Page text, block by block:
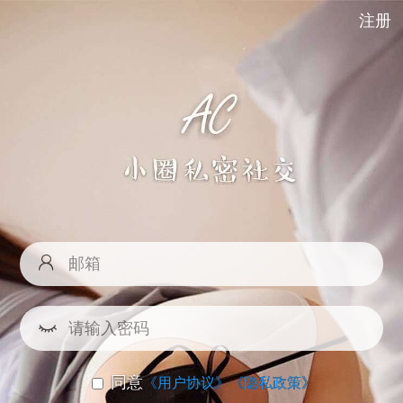
注册
同意《用户协议》《隐私政策》